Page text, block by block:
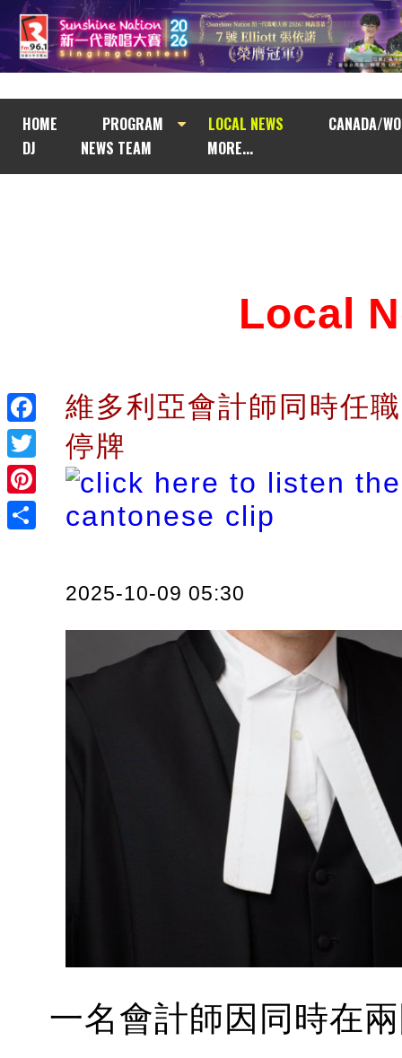
HOME PROGRAM LOCAL NEWS
CANADA/
DJ
NEWS TEAM MORE...
Facebook
Twitter
Pinterest
Local
維多利亞會計師同時任
停牌
2025-10-09 05:30
一名會計師因同時在